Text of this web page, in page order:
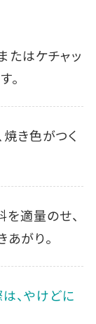
たはケチャッ
。
焼き色がつく
適量のせ、
がり。
、やけどに